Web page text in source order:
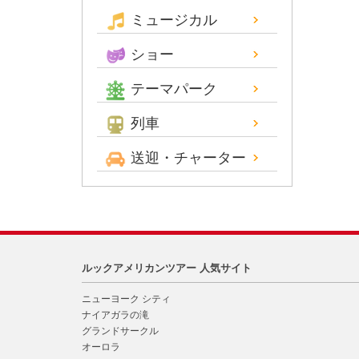
ミュージカル
ショー
テーマパーク
列車
送迎・チャーター
ルックアメリカンツアー 人気サイト
ニューヨーク シティ
ナイアガラの滝
グランドサークル
オーロラ